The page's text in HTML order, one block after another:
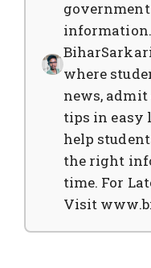
government
where
news, admit
tips in easy
help
the right
time. For
Visit